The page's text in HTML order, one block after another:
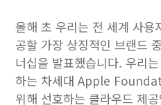
올해 초 우리는 전 세계 사용
공할 가장 상징적인 브랜드
너십을 발표했습니다. 우리
하는 차세대 Apple
위해 선호하는 클라우드 제